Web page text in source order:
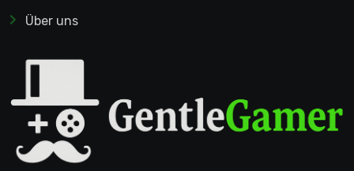
Über uns